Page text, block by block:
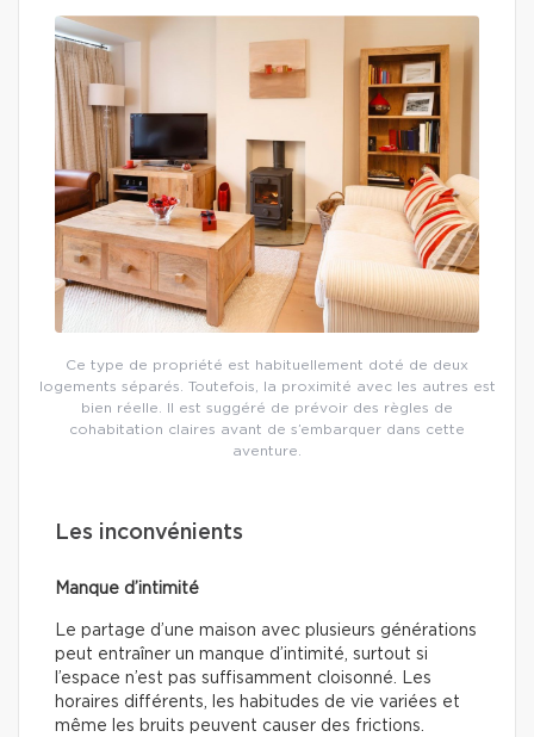
Ce type de propriété est habituellement doté de deux
logements séparés. Toutefois, la proximité avec les autres est
bien réelle. Il est suggéré de prévoir des règles de
cohabitation claires avant de s’embarquer dans cette
aventure.
Les inconvénients
Manque d’intimité
Le partage d’une maison avec plusieurs générations
peut entraîner un manque d’intimité, surtout si
l’espace n’est pas suffisamment cloisonné. Les
horaires différents, les habitudes de vie variées et
même les bruits peuvent causer des frictions.